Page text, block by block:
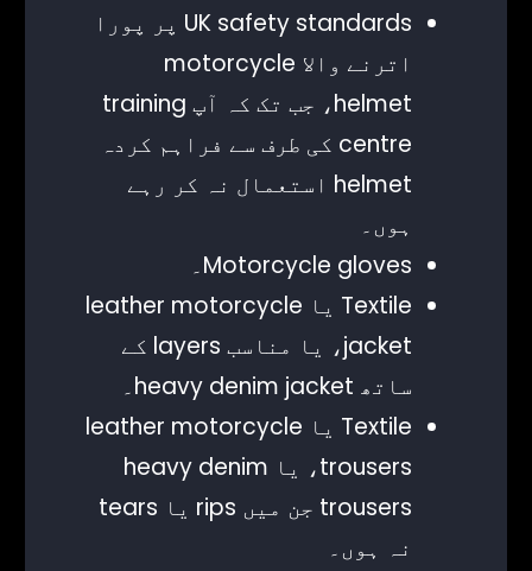
UK safety standards پر پورا
اترنے والا motorcycle
helmet، جب تک کہ آپ training
centre کی طرف سے فراہم کردہ
helmet استعمال نہ کر رہے
ہوں۔
Motorcycle gloves۔
Textile یا leather motorcycle
jacket، یا مناسب layers کے
ساتھ heavy denim jacket۔
Textile یا leather motorcycle
trousers، یا heavy denim
trousers جن میں rips یا tears
نہ ہوں۔